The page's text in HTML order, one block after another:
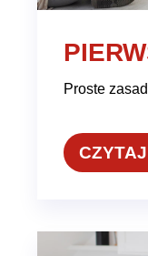
Proste